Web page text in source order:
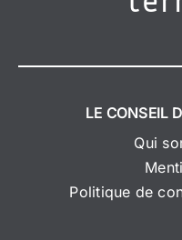
LE CONSEIL
Qui
Politique de